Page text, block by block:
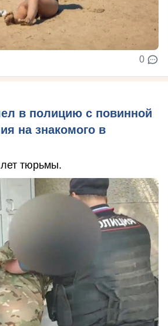
0
в полицию с повинной
на знакомого в
тюрьмы.